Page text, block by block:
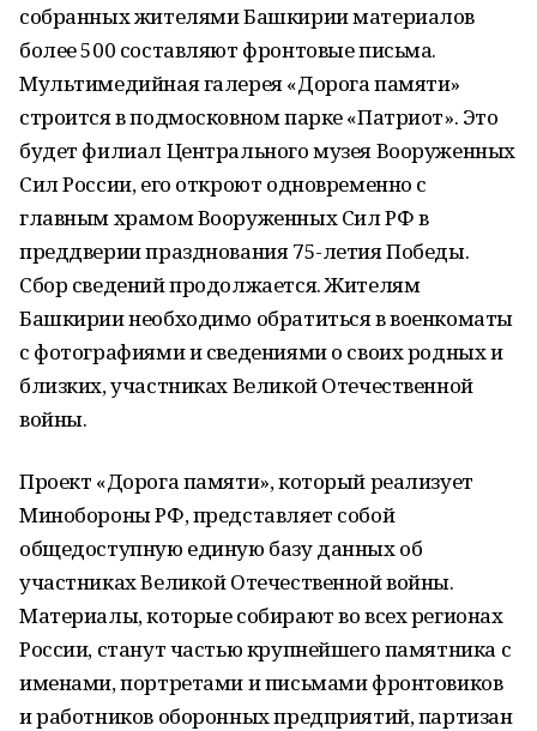
собранных жителями Башкирии материалов
более 500 составляют фронтовые письма.
Мультимедийная галерея «Дорога памяти»
строится в подмосковном парке «Патриот». Это
будет филиал Центрального музея Вооруженных
Сил России, его откроют одновременно с
главным храмом Вооруженных Сил РФ в
преддверии празднования 75-летия Победы.
Сбор сведений продолжается. Жителям
Башкирии необходимо обратиться в военкоматы
с фотографиями и сведениями о своих родных и
близких, участниках Великой Отечественной
войны.
Проект «Дорога памяти», который реализует
Минобороны РФ, представляет собой
общедоступную единую базу данных об
участниках Великой Отечественной войны.
Материалы, которые собирают во всех регионах
России, станут частью крупнейшего памятника с
именами, портретами и письмами фронтовиков
и работников оборонных предприятий, партизан